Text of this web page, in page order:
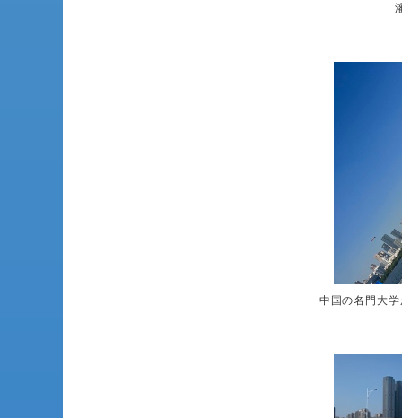
中国の名門大